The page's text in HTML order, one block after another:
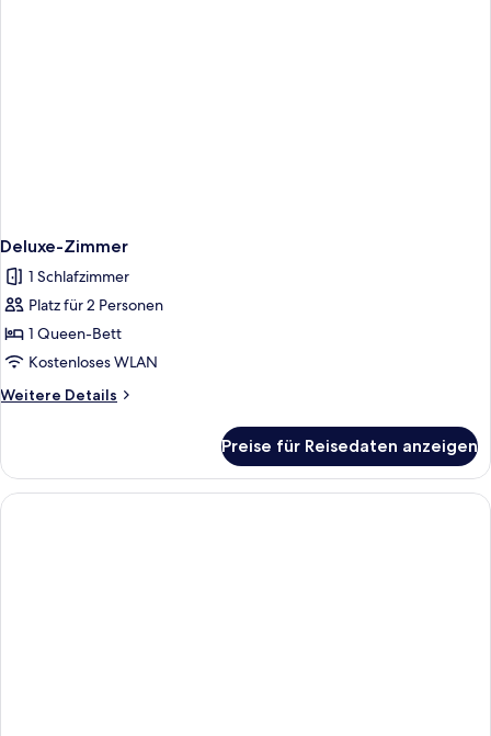
Deluxe-Zimmer
1 Schlafzimmer
Platz für 2 Personen
1 Queen-Bett
Kostenloses WLAN
Weitere Details
Weitere
Zimmer
Preise für Reisedaten anzeigen